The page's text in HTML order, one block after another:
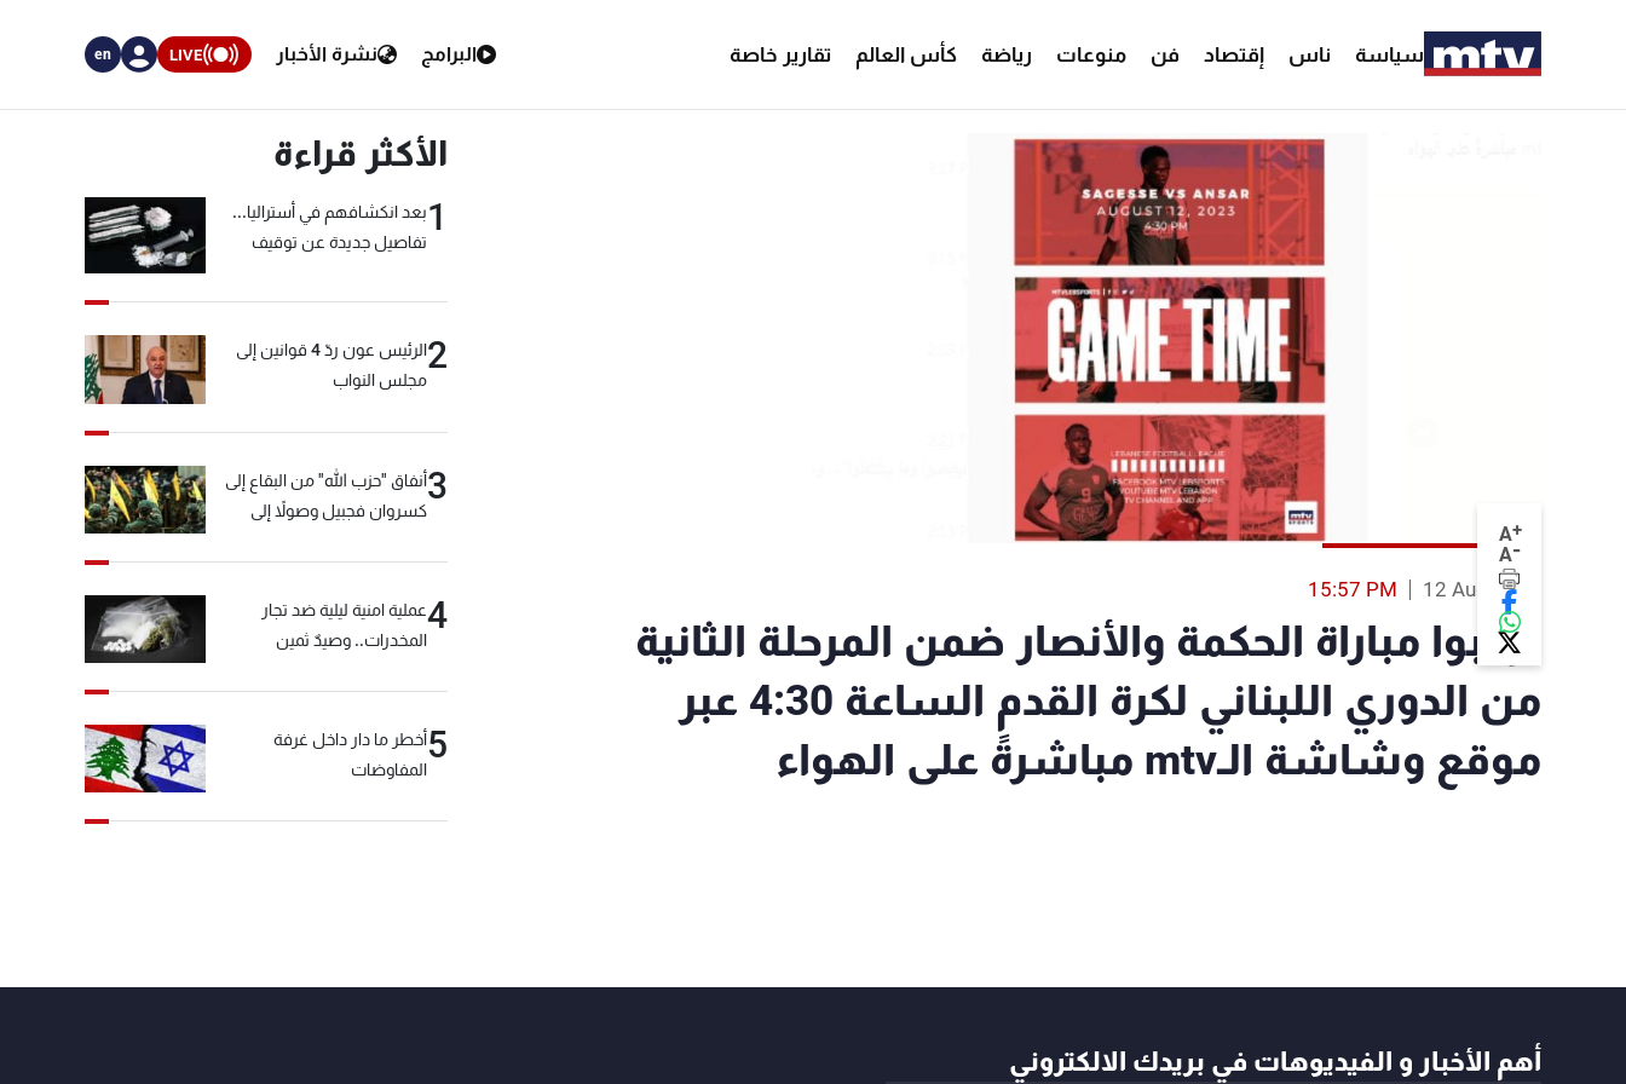
سياسة ناس إقتصاد فن منوعات رياضة كأس العالم تقارير خاصة البرامج نشرة الأخبار LIVE
en
A+
A-
12 Aug 2023
15:57 PM
ترقبوا مباراة الحكمة والأنصار ضمن المرحلة الثانية
من الدوري اللبناني لكرة القدم الساعة 4:30 عبر
موقع وشاشة الـmtv مباشرةً على الهواء
الأكثر قراءة
1بعد انكشافهم في أستراليا...
تفاصيل جديدة عن توقيف
2
الرئيس عون ردّ 4 قوانين إلى
مجلس النواب
3أنفاق "حزب الله" من البقاع إلى
كسروان فجبيل وصولاً إلى
4عملية امنية ليلية ضد تجار
المخدرات.. وصيدٌ ثمين
5أخطر ما دار داخل غرفة
المفاوضات
أهم الأخبار و الفيديوهات في بريدك الالكتروني